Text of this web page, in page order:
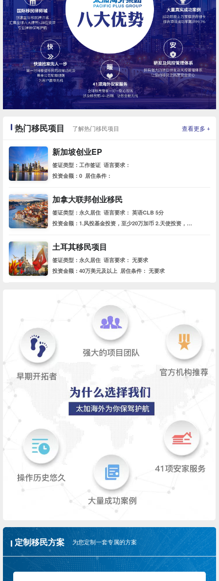
热门移民项目 了解热门移民项目 查看更多+
新加坡创业EP
签证类型：工作签证 语言要求：
投资金额：0 居住条件：
加拿大联邦创业移民
签证类型：永久居住 语言要求： 英语CLB 5分
投资金额：1.风投基金投资，至少20万加币 2.天使投资，至少7.5万加币 居住条件： 每5年住满2年
土耳其移民项目
签证类型：永久居住 语言要求： 无要求
投资金额：40万美元及以上 居住条件： 无要求
定制移民方案 为您定制一套专属的方案